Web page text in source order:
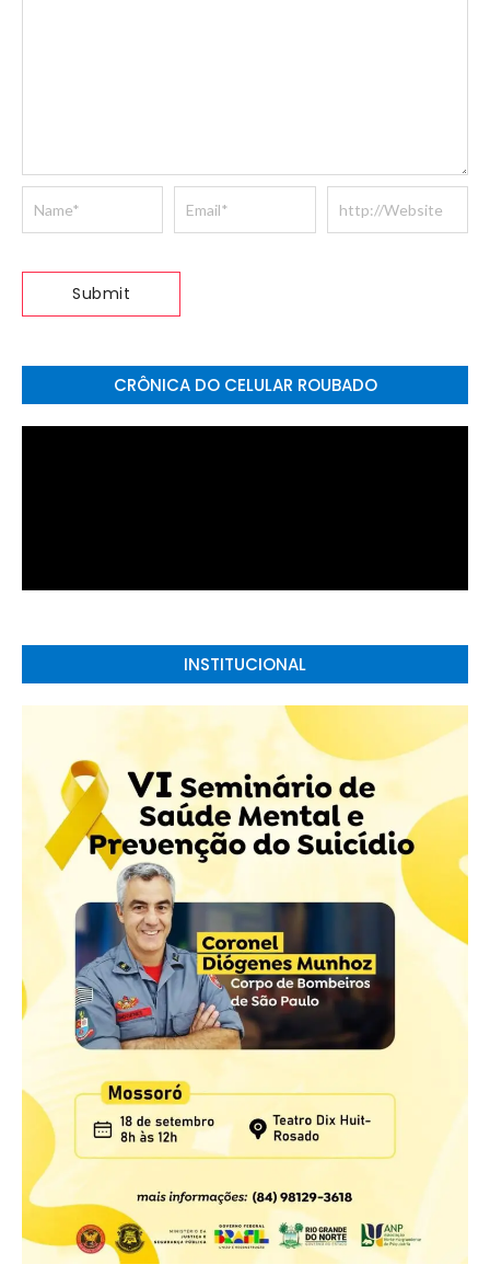
CRÔNICA DO CELULAR ROUBADO
INSTITUCIONAL